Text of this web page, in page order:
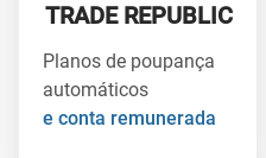
TRADE REPUBLIC
Planos de poupança
automáticos
e conta remunerada